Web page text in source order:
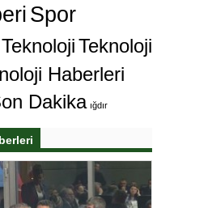
Spor
TeknolojiTeknoloji
Haberleri
Dakika ığdır